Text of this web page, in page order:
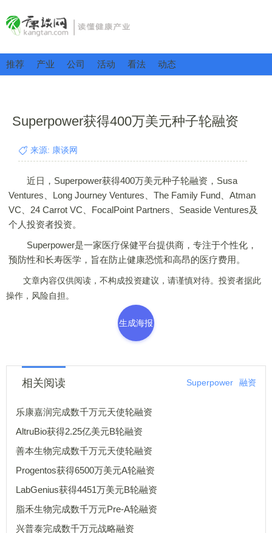
推荐 产业 公司 活动 看法 动态
Superpower获得400万美元种子轮融资
来源: 康谈网
近日，Superpower获得400万美元种子轮融资，Susa
Ventures、Long Journey Ventures、The Family Fund、Atman
VC、24 Carrot VC、FocalPoint Partners、Seaside Ventures及
个人投资者投资。
Superpower是一家医疗保健平台提供商，专注于个性化，
预防性和长寿医学，旨在防止健康恐慌和高昂的医疗费用。
文章内容仅供阅读，不构成投资建议，请谨慎对待。投资者据此
操作，风险自担。
生成海报
相关阅读 Superpower 融资
乐康嘉润完成数千万元天使轮融资
AltruBio获得2.25亿美元B轮融资
善本生物完成数千万元天使轮融资
Progentos获得6500万美元A轮融资
LabGenius获得4451万美元B轮融资
脂禾生物完成数千万元Pre-A轮融资
兴普泰完成数千万元战略融资